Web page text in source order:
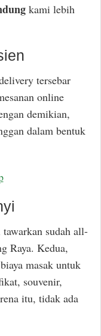
kami lebih
tersebar
online
demikian,
dalam bentuk
sudah all-
Raya. Kedua,
masak untuk
souvenir,
itu, tidak ada